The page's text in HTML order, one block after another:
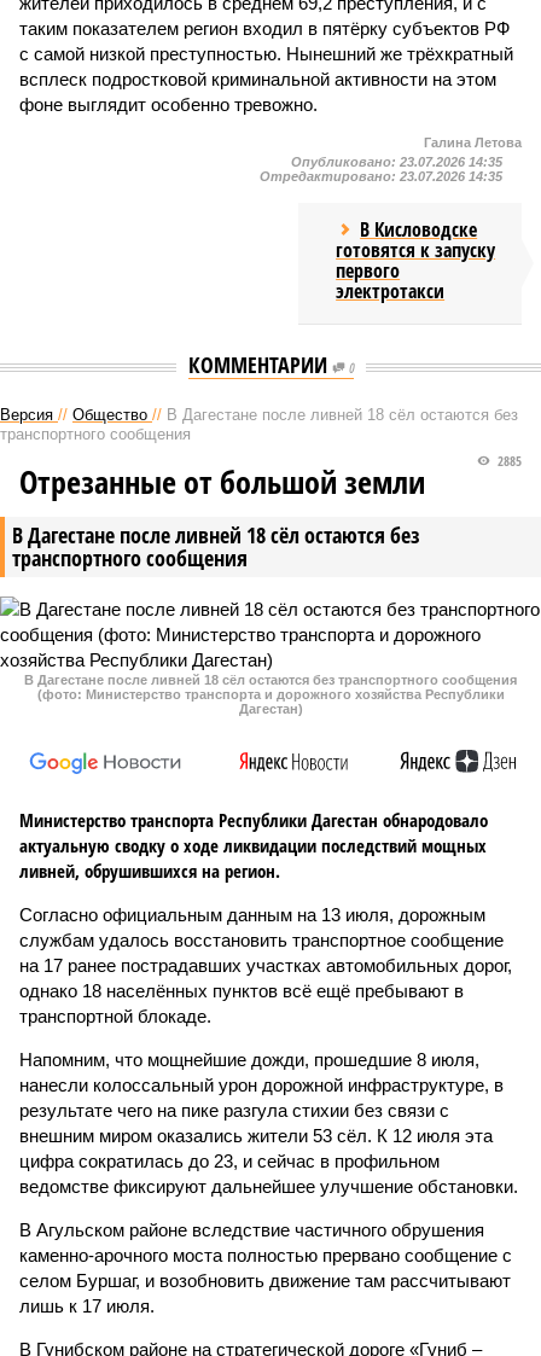
таким показателем регион входил в пятёрку субъектов РФ
с самой низкой преступностью. Нынешний же трёхкратный
всплеск подростковой криминальной активности на этом
фоне выглядит особенно тревожно.
Галина Летова
Опубликовано: 23.07.2026 14:35
Отредактировано: 23.07.2026 14:35
В Кисловодске
готовятся к запуску
первого
электротакси
КОММЕНТАРИИ 0
Версия // Общество // В Дагестане после ливней 18 сёл остаются без
транспортного сообщения
В Дагестане после ливней 18 сёл остаются без
транспортного сообщения
2885
Отрезанные от большой земли
В Дагестане после ливней 18 сёл остаются без транспортного сообщения
(фото: Министерство транспорта и дорожного хозяйства Республики
Дагестан)
Министерство транспорта Республики Дагестан обнародовало
актуальную сводку о ходе ликвидации последствий мощных
ливней, обрушившихся на регион.
Согласно официальным данным на 13 июля, дорожным
службам удалось восстановить транспортное сообщение
на 17 ранее пострадавших участках автомобильных дорог,
однако 18 населённых пунктов всё ещё пребывают в
транспортной блокаде.
Напомним, что мощнейшие дожди, прошедшие 8 июля,
нанесли колоссальный урон дорожной инфраструктуре, в
результате чего на пике разгула стихии без связи с
внешним миром оказались жители 53 сёл. К 12 июля эта
цифра сократилась до 23, и сейчас в профильном
ведомстве фиксируют дальнейшее улучшение обстановки.
В Агульском районе вследствие частичного обрушения
каменно-арочного моста полностью прервано сообщение с
селом Буршаг, и возобновить движение там рассчитывают
лишь к 17 июля.
В Гунибском районе на стратегической дороге «Гуниб –